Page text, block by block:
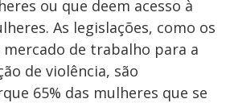
ou que deem acesso à
As legislações, como os
mercado de trabalho para a
de violência, são
65% das mulheres que se